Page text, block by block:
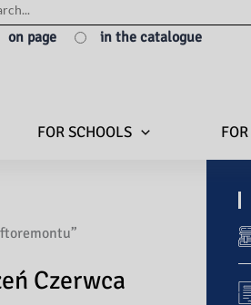
on page in the catalogue
FOR SCHOOLS
Czerwca